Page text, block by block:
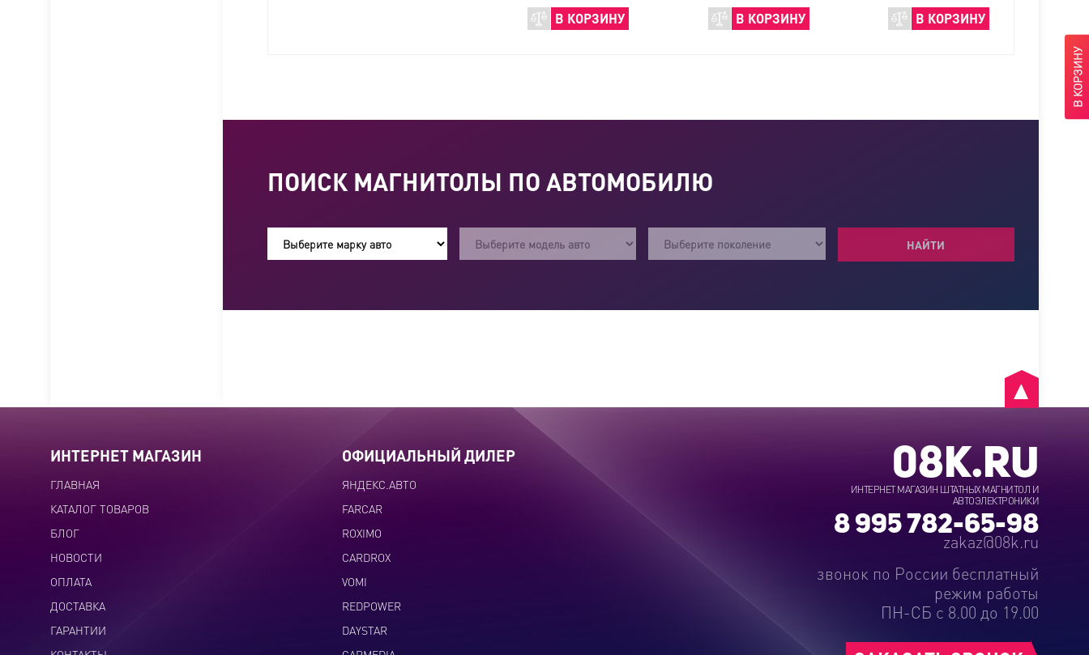
В КОРЗИНУ В КОРЗИНУ В КОРЗИНУ
ПОИСК МАГНИТОЛЫ ПО АВТОМОБИЛЮ
НАЙТИ
В КОРЗИНУ
ИНТЕРНЕТ МАГАЗИН
ГЛАВНАЯ
КАТАЛОГ ТОВАРОВ
БЛОГ
НОВОСТИ
ОПЛАТА
ДОСТАВКА
ГАРАНТИИ
ОФИЦИАЛЬНЫЙ ДИЛЕР
ЯНДЕКС.АВТО
FARCAR
ROXIMO
CARDROX
VOMI
REDPOWER
DAYSTAR
08K.RU
ИНТЕРНЕТ МАГАЗИН ШТАТНЫХ МАГНИТОЛ И
АВТОЭЛЕКТРОНИКИ
8 995 782-65-98
zakaz@08k.ru
звонок по России бесплатный
режим работы
ПН-СБ с 8.00 до 19.00